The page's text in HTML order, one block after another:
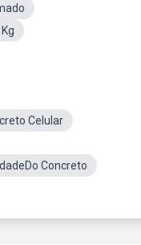
Celular
Concreto